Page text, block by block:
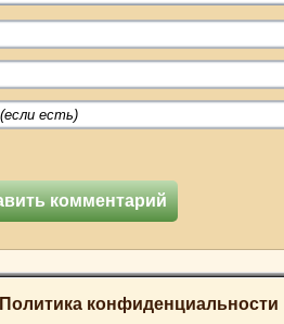
Политика конфиденциальности